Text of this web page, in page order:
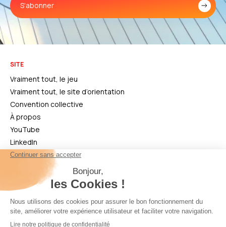
S'abonner
SITE
Vraiment tout, le jeu
Vraiment tout, le site d’orientation
Convention collective
À propos
YouTube
LinkedIn
CONTACT
22-28 rue Joubert
75009 Paris
01 44 30 49 60
Nous contacter